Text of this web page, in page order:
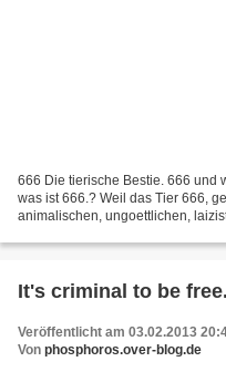
666 Die tierische Bestie. 666 und
was ist 666.? Weil das Tier 666,
animalischen, ungoettlichen,
It's criminal to be
Veröffentlicht am 03.02.2013
Von phosphoros.over-blog.de